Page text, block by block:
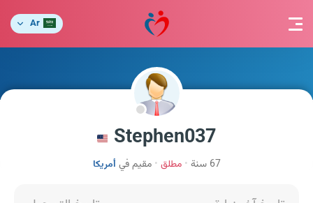
Ar
Stephen037
67 سنة مطلق مقيم في أمريكا